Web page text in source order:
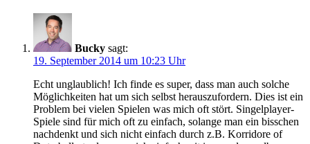
Bucky sagt:
19. September 2014 um 10:23 Uhr
Echt unglaublich! Ich finde es super, dass man auch solche
Möglichkeiten hat um sich selbst herauszufordern. Dies ist ein
Problem bei vielen Spielen was mich oft stört. Singelplayer-
Spiele sind für mich oft zu einfach, solange man ein bisschen
nachdenkt und sich nicht einfach durch z.B. Korridore of